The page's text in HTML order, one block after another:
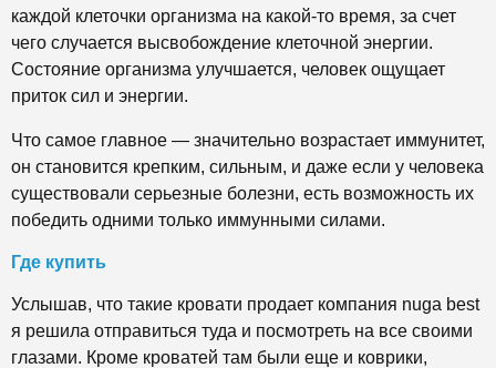
каждой клеточки организма на какой-то время, за счет
чего случается высвобождение клеточной энергии.
Состояние организма улучшается, человек ощущает
приток сил и энергии.
Что самое главное — значительно возрастает иммунитет,
он становится крепким, сильным, и даже если у человека
существовали серьезные болезни, есть возможность их
победить одними только иммунными силами.
Где купить
Услышав, что такие кровати продает компания nuga best
я решила отправиться туда и посмотреть на все своими
глазами. Кроме кроватей там были еще и коврики,